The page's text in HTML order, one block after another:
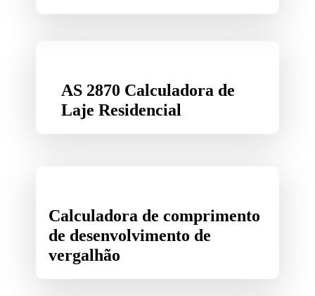
AS 2870 Calculadora de
Laje Residencial
Calculadora de comprimento
de desenvolvimento de
vergalhão